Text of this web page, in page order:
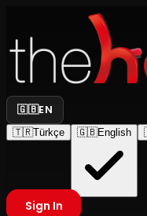
🇬🇧EN
🇹🇷Türkçe 🇬🇧English
Sign In